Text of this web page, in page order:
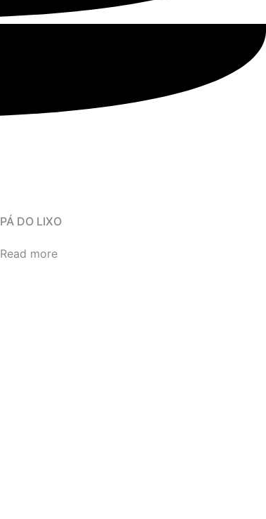
PÁ DO LIXO
Read more